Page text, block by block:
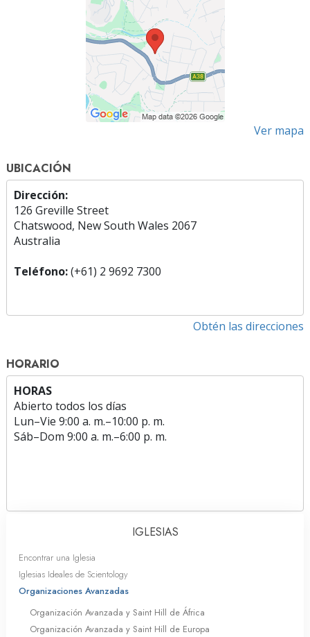
Ver mapa
UBICACIÓN
Dirección:
126 Greville Street
Chatswood, New South Wales 2067
Australia
Teléfono:(+61) 2 9692 7300
Obtén las direcciones
HORARIO
HORAS
Abierto todos los días
Lun–Vie 9:00 a. m.–10:00 p. m.
Sáb–Dom 9:00 a. m.–6:00 p. m.
IGLESIAS
Encontrar una Iglesia
Iglesias Ideales de Scientology
Organizaciones Avanzadas
Organización Avanzada y Saint Hill de África
Organización Avanzada y Saint Hill de Europa